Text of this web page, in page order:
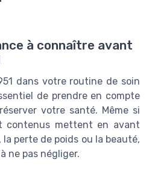
à connaître avant
dans votre routine de soin
de prendre en compte
votre santé. Même si
contenus mettent en avant
perte de poids ou la beauté,
ne pas négliger.